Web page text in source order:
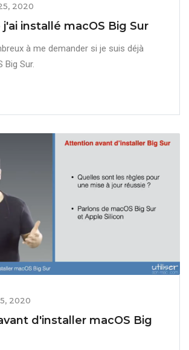
2020
installé macOS Big Sur
à me demander si je suis déjà
Big Sur.
2020
d'installer macOS Big